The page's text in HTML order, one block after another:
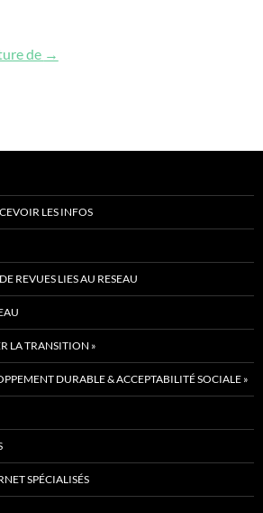
de CV des membres du réseau ACDD
→
LES INFOS
REVUES LIES AU RESEAU
LA TRANSITION »
DURABLE & ACCEPTABILITÉ SOCIALE »
SPÉCIALISÉS